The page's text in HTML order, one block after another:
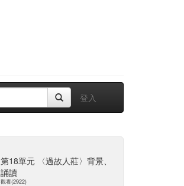
登入
第18單元 〈過故人莊〉背景、
誦讀
觀看(2922)